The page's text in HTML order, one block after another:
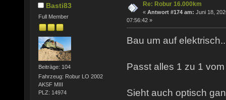
Basti83
Full Member
Beiträge: 104
Fahrzeug: Robur LO 2002
AKSF MIII
PLZ: 14974
Re: Robur 16.000km
« Antwort #174 am: Juni 18,
07:56:42 »
Bau um auf
Passt alles 1 zu 1
Sieht auch optisch